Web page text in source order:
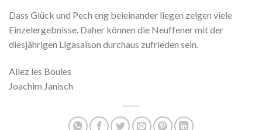
Dass Glück und Pech eng beieinander liegen zeigen viele
Einzelergebnisse. Daher können die Neuffener mit der
diesjährigen Ligasaison durchaus zufrieden sein.
Allez les Boules
Joachim Janisch